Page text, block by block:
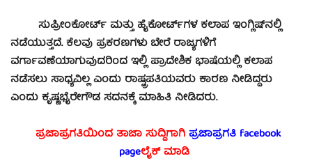
ಸುಪ್ರೀಂಕೋರ್ಟ್ ಮತ್ತು ಹೈಕೋರ್ಟ್‍ಗಳ ಕಲಾಪ ಇಂಗ್ಲಿಷ್‍ನಲ್ಲಿ
ನಡೆಯುತ್ತದೆ. ಕೆಲವು ಪ್ರಕರಣಗಳು ಬೇರೆ ರಾಜ್ಯಗಳಿಗೆ
ವರ್ಗಾವಣೆಯಾಗುವುದರಿಂದ ಇಲ್ಲಿ ಪ್ರಾದೇಶಿಕ ಭಾಷೆಯಲ್ಲಿ ಕಲಾಪ
ನಡೆಸಲು ಸಾಧ್ಯವಿಲ್ಲ ಎಂದು ರಾಷ್ಟ್ರಪತಿಯವರು ಕಾರಣ ನೀಡಿದ್ದರು
ಎಂದು ಕೃಷ್ಣಭೈರೇಗೌಡ ಸದನಕ್ಕೆ ಮಾಹಿತಿ ನೀಡಿದರು.
ಪ್ರಜಾಪ್ರಗತಿಯಿಂದ ತಾಜಾ ಸುದ್ದಿಗಾಗಿ ಪ್ರಜಾಪ್ರಗತಿ facebook
pageಲೈಕ್ ಮಾಡಿ